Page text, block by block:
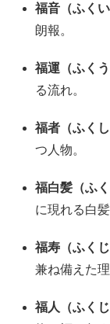
福音（ふくい
朗報。
福運（ふくう
る流れ。
福者（ふくし
つ人物。
福白髪（ふく
に現れる白髪
福寿（ふくじ
兼ね備えた理
福人（ふくじ